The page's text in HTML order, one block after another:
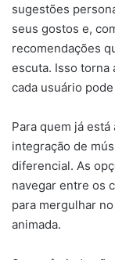
sugestões
seus gostos e,
recomendações
escuta. Isso torna
cada usuário
Para quem já
integração de
diferencial. As
navegar entre os
para mergulhar
animada.